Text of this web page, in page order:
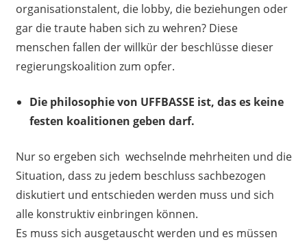
organisationstalent, die lobby, die beziehungen oder
gar die traute haben sich zu wehren? Diese
menschen fallen der willkür der beschlüsse dieser
regierungskoalition zum opfer.
Die philosophie von UFFBASSE ist, das es keine
festen koalitionen geben darf.
Nur so ergeben sich wechselnde mehrheiten und die
Situation, dass zu jedem beschluss sachbezogen
diskutiert und entschieden werden muss und sich
alle konstruktiv einbringen können.
Es muss sich ausgetauscht werden und es müssen